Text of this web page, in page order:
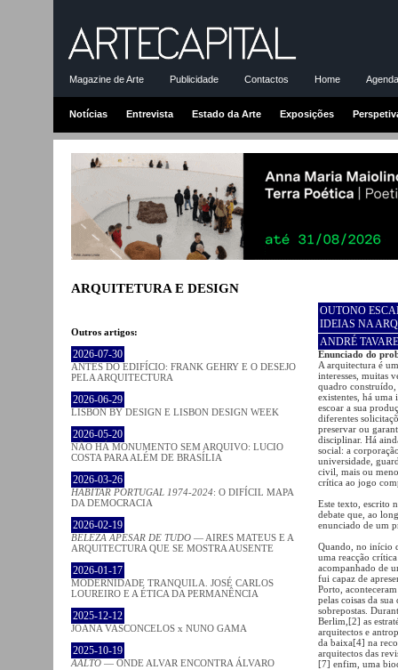
Magazine de Arte Publicidade Contactos Home
Notícias Entrevista Estado da Arte Exposições
ARQUITETURA E DESIGN
Outros artigos:
2026-07-30
ANTES DO EDIFÍCIO: FRANK GEHRY E O DESEJO
PELA ARQUITECTURA
2026-06-29
LISBON BY DESIGN E LISBON DESIGN WEEK
2026-05-20
NÃO HÁ MONUMENTO SEM ARQUIVO: LUCIO
COSTA PARA ALÉM DE BRASÍLIA
2026-03-26
HABITAR PORTUGAL 1974-2024: O DIFÍCIL MAPA
DA DEMOCRACIA
2026-02-19
BELEZA APESAR DE TUDO — AIRES MATEUS E A
ARQUITECTURA QUE SE MOSTRA AUSENTE
2026-01-17
MODERNIDADE TRANQUILA. JOSÉ CARLOS
LOUREIRO E A ÉTICA DA PERMANÊNCIA
2025-12-12
JOANA VASCONCELOS x NUNO GAMA
2025-10-19
AALTO — ONDE ALVAR ENCONTRA ÁLVARO
OUTONO
IDEIAS NA
ANDRÉ
Enunciado do
A arquitectura é
interesses, muitas
quadro construído,
existentes, há uma
escoar a sua
diferentes
preservar ou
disciplinar. Há
social: a
universidade,
civil, mais ou
crítica ao jogo
Este texto, escrito
debate que, ao
enunciado de um
Quando, no início
uma reacção
acompanhado de
fui capaz de
Porto,
pelas coisas da
sobrepostas.
Berlim,[2] as
arquitectos e
da baixa[4] na
arquitectos das
[7] enfim, uma